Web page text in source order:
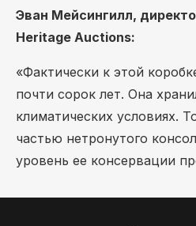
Эван Мейсингилл,
Heritage Auctions:
«Фактически к этой
почти сорок лет. Она
климатических условиях.
частью нетронутого
уровень ее консервации